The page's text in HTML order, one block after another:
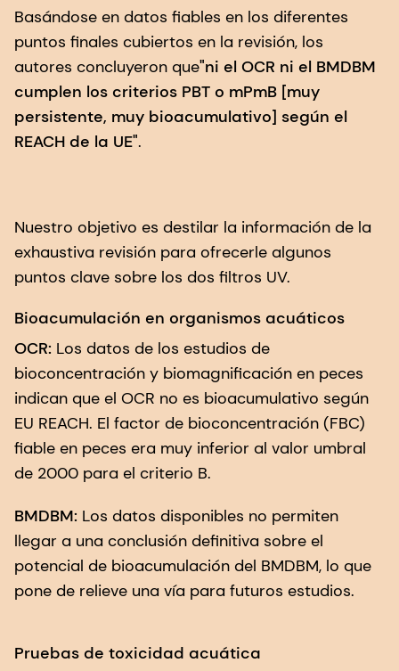
Basándose en datos fiables en los diferentes
puntos finales cubiertos en la revisión, los
autores concluyeron que"ni el OCR ni el BMDBM
cumplen los criterios PBT o mPmB [muy
persistente, muy bioacumulativo] según el
REACH de la UE".
Nuestro objetivo es destilar la información de la
exhaustiva revisión para ofrecerle algunos
puntos clave sobre los dos filtros UV.
Bioacumulación en organismos acuáticos
OCR: Los datos de los estudios de
bioconcentración y biomagnificación en peces
indican que el OCR no es bioacumulativo según
EU REACH. El factor de bioconcentración (FBC)
fiable en peces era muy inferior al valor umbral
de 2000 para el criterio B.
BMDBM: Los datos disponibles no permiten
llegar a una conclusión definitiva sobre el
potencial de bioacumulación del BMDBM, lo que
pone de relieve una vía para futuros estudios.
Pruebas de toxicidad acuática